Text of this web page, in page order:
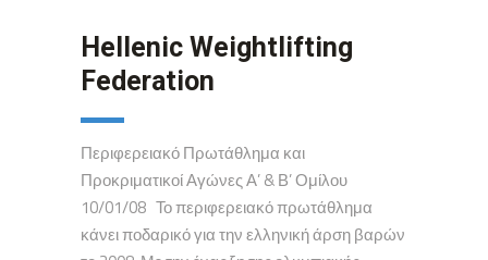
Hellenic Weightlifting
Federation
Περιφερειακό Πρωτάθλημα και
Προκριματικοί Αγώνες Α’ & Β’ Ομίλου
10/01/08 Το περιφερειακό πρωτάθλημα
κάνει ποδαρικό για την ελληνική άρση βαρών